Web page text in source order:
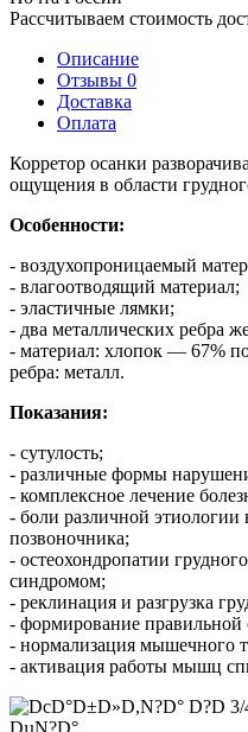
Рассчитываем стоимость
Описание
Отзывы 0
Доставка
Оплата
Корретор осанки
ощущения в области
Особенности:
- воздухопроницаемый
- влагоотводящий материал;
- эластичные лямки;
- два металлических ребра
- материал: хлопок — 67%
ребра: металл.
Показания:
- сутулость;
- различные формы
- комплексное лечение
- боли различной этиологии
позвоночника;
- остеохондропатии
синдромом;
- реклинация и разгрузка
- формирование правильной
- нормализация мышечного
- активация работы мышц